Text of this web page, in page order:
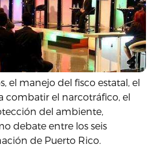
el manejo del fisco estatal, el
combatir el narcotráfico, el
del ambiente,
debate entre los seis
de Puerto Rico.